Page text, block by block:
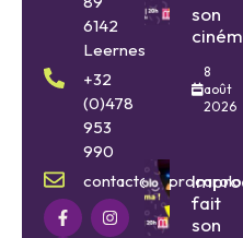
6142
Leernes
+32
(0)478
953
990
son
8
août
2026
fait
son